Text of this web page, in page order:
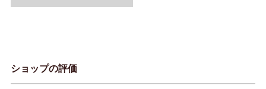
ショップの評価